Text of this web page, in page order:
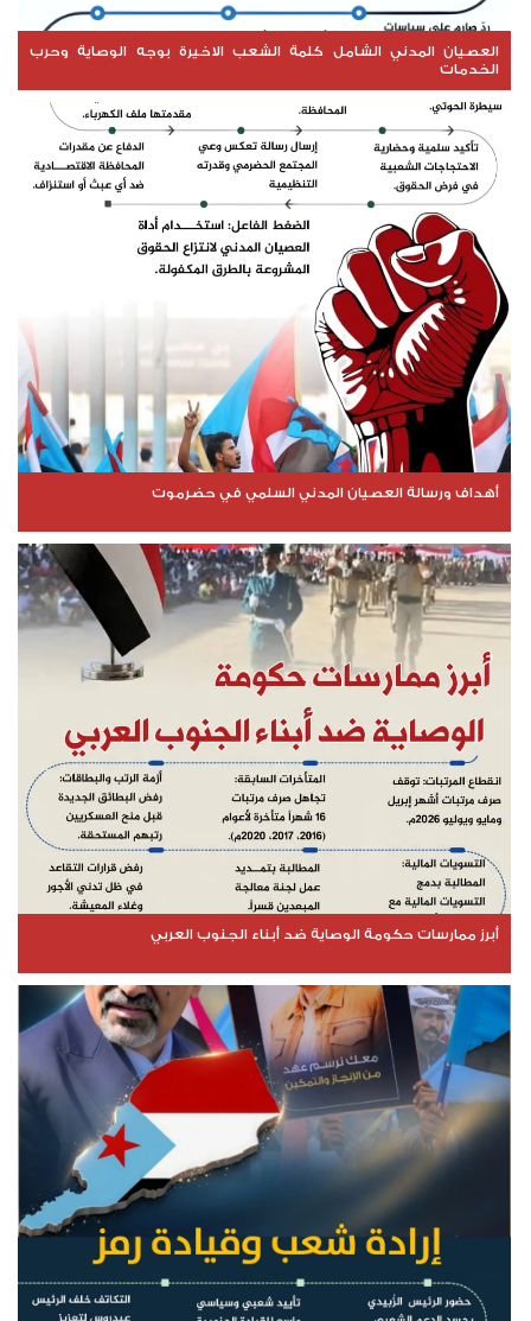
العصيان المدني الشامل كلمة الشعب الاخيرة بوجه الوصاية وحرب
الخدمات
أهداف ورسالة العصيان المدني السلمي في حضرموت
أبرز ممارسات حكومة الوصاية ضد أبناء الجنوب العربي